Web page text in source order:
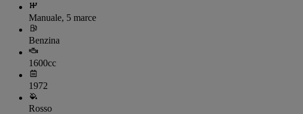
Manuale, 5 marce
Benzina
1600cc
1972
Rosso